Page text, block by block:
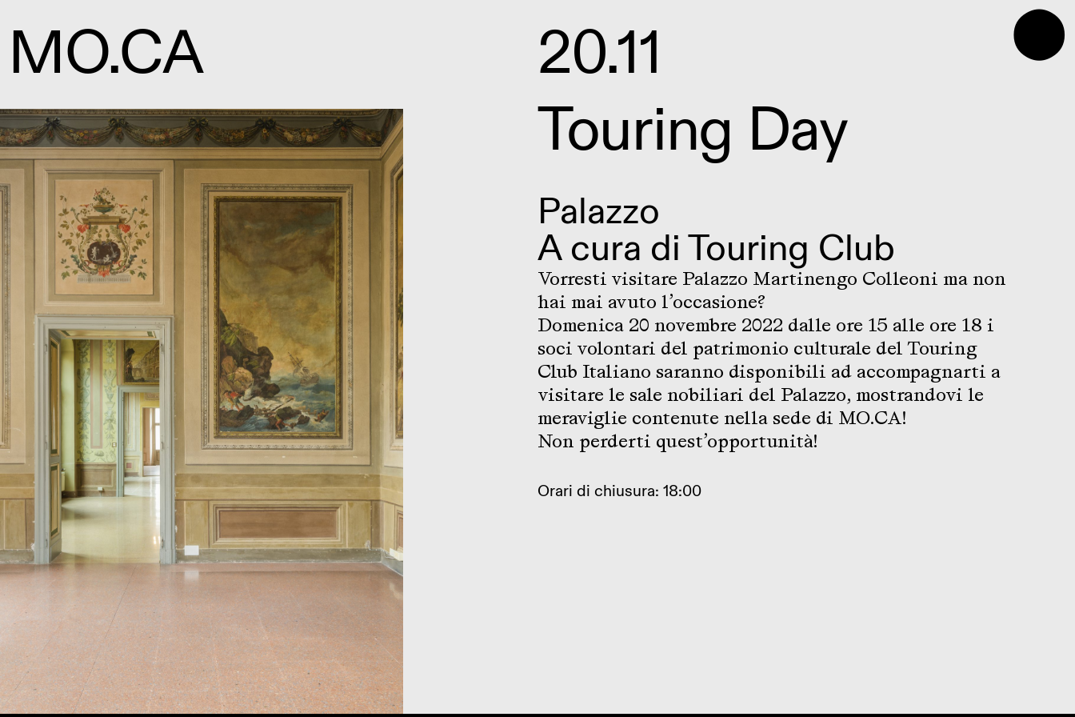
⬤
MO.CA
20.11
Touring Day
Palazzo
A cura diTouring Club
Vorresti visitare Palazzo Martinengo Colleoni ma non
hai mai avuto l’occasione?
Domenica 20 novembre 2022 dalle ore 15 alle ore 18 i
soci volontari del patrimonio culturale del Touring
Club Italiano saranno disponibili ad accompagnarti a
visitare le sale nobiliari del Palazzo, mostrandovi le
meraviglie contenute nella sede di MO.CA!
Non perderti quest’opportunità!
Orari di chiusura: 18:00